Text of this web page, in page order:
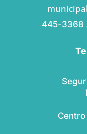
445-3368